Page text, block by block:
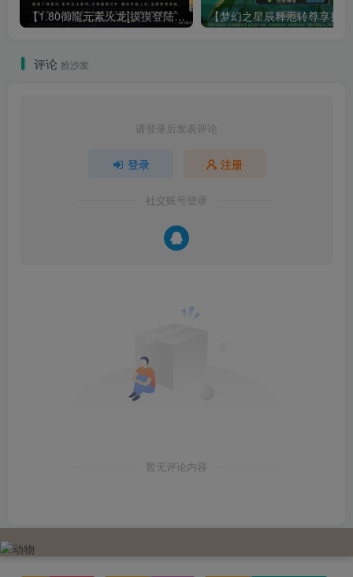
【1.80御龍元素火龙[摸摸登陆器]】战神引擎WIN服务端+GM工具+充值后台+双端+架设教程
评论 抢沙发
请登录后发表评论
登录 注册
社交账号登录
暂无评论内容